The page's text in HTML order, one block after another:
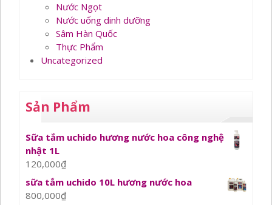
Nước Ngọt
Nước uống dinh dưỡng
Sâm Hàn Quốc
Thực Phẩm
Uncategorized
Sản Phẩm
Sữa tắm uchido hương nước hoa công nghệ
nhật 1L
120,000₫
sữa tắm uchido 10L hương nước hoa
800,000₫